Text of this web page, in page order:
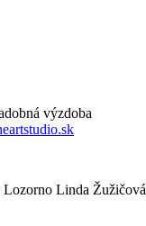
výzdoba
Linda Žužičová